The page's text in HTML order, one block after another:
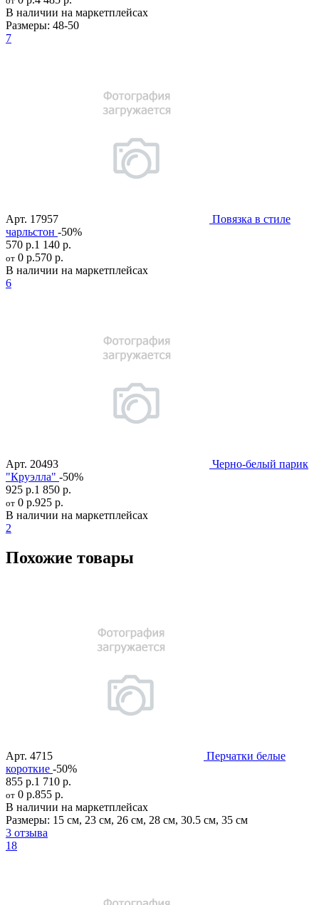
В наличии на маркетплейсах
Размеры: 48-50
7
Арт. 17957
Повязка в стиле
чарльстон -50%
570 р.1 140 р.
от 0 р.570 р.
В наличии на маркетплейсах
6
Арт. 20493
Черно-белый парик
"Круэлла" -50%
925 р.1 850 р.
от 0 р.925 р.
В наличии на маркетплейсах
2
Похожие товары
Арт. 4715
Перчатки белые
короткие -50%
855 р.1 710 р.
от 0 р.855 р.
В наличии на маркетплейсах
Размеры: 15 см, 23 см, 26 см, 28 см, 30.5 см, 35 см
3 отзыва
18